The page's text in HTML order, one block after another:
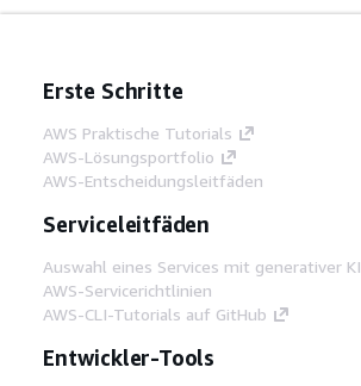
Erste Schritte
AWS Praktische Tutorials
AWS-Lösungsportfolio
AWS-Entscheidungsleitfäden
Serviceleitfäden
Auswahl eines Services mit generativer KI
AWS-Servicerichtlinien
AWS-CLI-Tutorials auf GitHub
Entwickler-Tools